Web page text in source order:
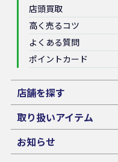
店頭買取
高く売るコツ
よくある質問
ポイントカード
店舗を探す
取り扱いアイテム
お知らせ